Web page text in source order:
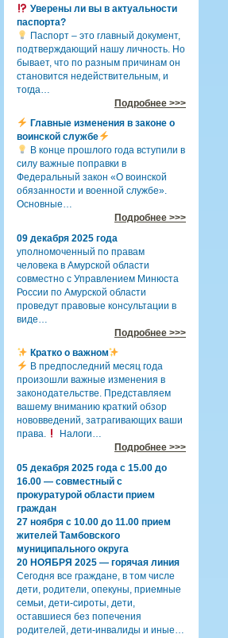
Уверены ли вы в актуальности
паспорта?
Паспорт – это главный документ,
подтверждающий нашу личность. Но
бывает, что по разным причинам он
становится недействительным, и
тогда…
Подробнее >>>
Главные изменения в законе о
воинской службе
В конце прошлого года вступили в
силу важные поправки в
Федеральный закон «О воинской
обязанности и военной службе».
Основные…
Подробнее >>>
09 декабря 2025 года
уполномоченный по правам
человека в Амурской области
совместно с Управлением Минюста
России по Амурской области
проведут правовые консультации в
виде…
Подробнее >>>
Кратко о важном
В предпоследний месяц года
произошли важные изменения в
законодательстве. Представляем
вашему вниманию краткий обзор
нововведений, затрагивающих ваши
права.
Налоги…
Подробнее >>>
05 декабря 2025 года с 15.00 до
16.00 — совместный с
прокуратурой области прием
граждан
27 ноября с 10.00 до 11.00 прием
жителей Тамбовского
муниципального округа
20 НОЯБРЯ 2025 — горячая линия
Сегодня все граждане, в том числе
дети, родители, опекуны, приемные
семьи, дети-сироты, дети,
оставшиеся без попечения
родителей, дети-инвалиды и иные…